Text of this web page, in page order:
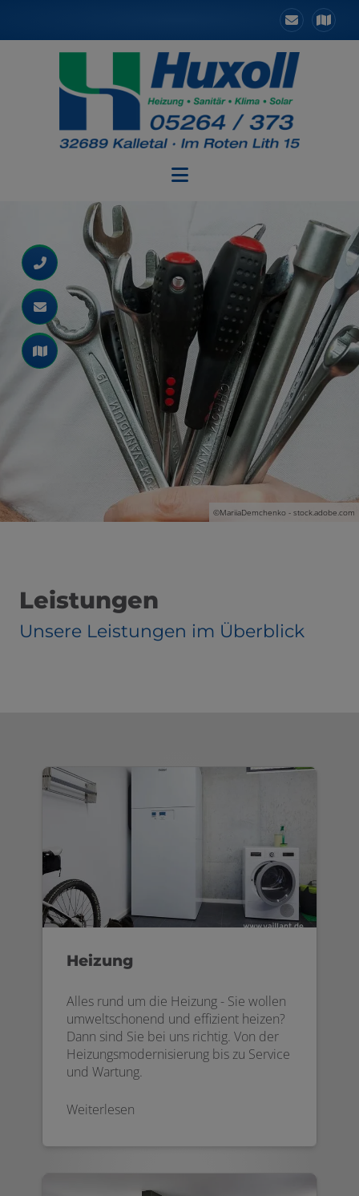
©MariiaDemchenko - stock.adobe.com
Leistungen
Unsere Leistungen im Überblick
Heizung
Alles rund um die Heizung - Sie wollen
umweltschonend und effizient heizen?
Dann sind Sie bei uns richtig. Von der
Heizungsmodernisierung bis zu Service
und Wartung.
Weiterlesen
schließen
und schließen